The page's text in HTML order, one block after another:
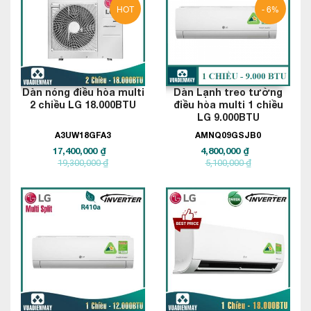
HOT
Dàn nóng điều hòa multi
2 chiều LG 18.000BTU
A3UW18GFA3
17,400,000 ₫
19,300,000 ₫
- 6%
Dàn Lạnh treo tường
điều hòa multi 1 chiều
LG 9.000BTU
AMNQ09GSJB0
4,800,000 ₫
5,100,000 ₫